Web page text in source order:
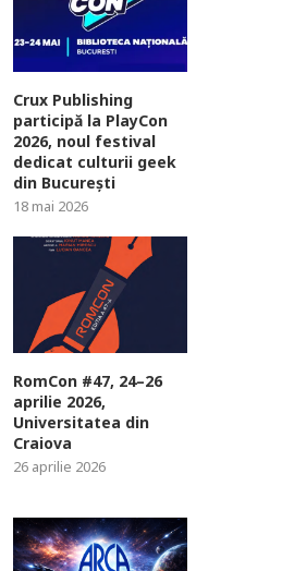
Crux Publishing
participă la PlayCon
2026, noul festival
dedicat culturii geek
din București
18 mai 2026
RomCon #47, 24–26
aprilie 2026,
Universitatea din
Craiova
26 aprilie 2026